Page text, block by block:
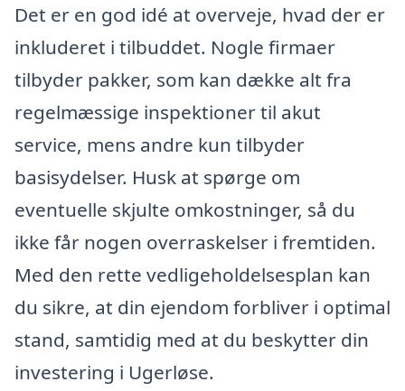
Det er en god idé at overveje, hvad der er
inkluderet i tilbuddet. Nogle firmaer
tilbyder pakker, som kan dække alt fra
regelmæssige inspektioner til akut
service, mens andre kun tilbyder
basisydelser. Husk at spørge om
eventuelle skjulte omkostninger, så du
ikke får nogen overraskelser i fremtiden.
Med den rette vedligeholdelsesplan kan
du sikre, at din ejendom forbliver i optimal
stand, samtidig med at du beskytter din
investering i Ugerløse.